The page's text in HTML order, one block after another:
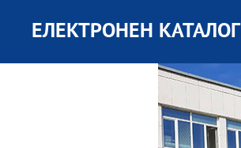
ЕЛЕКТРОНЕН КАТАЛОГ